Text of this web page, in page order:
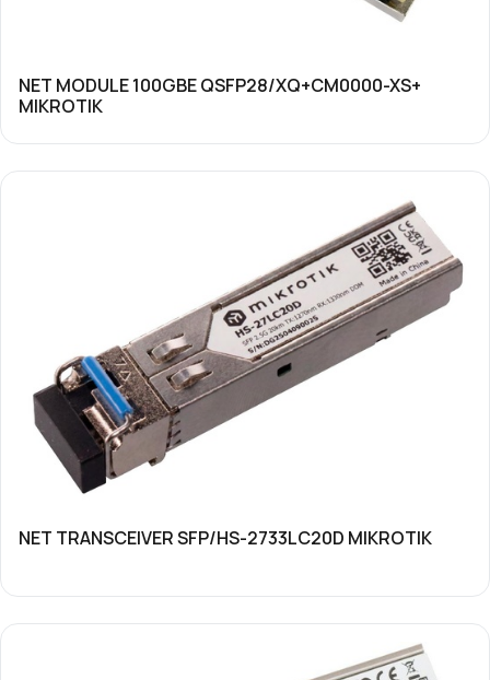
NET MODULE 100GBE QSFP28/XQ+CM0000-XS+
MIKROTIK
NET TRANSCEIVER SFP/HS-2733LC20D MIKROTIK